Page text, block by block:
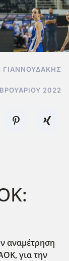
ΓΙΑΝΝΟΥΔΆΚΗΣ
2022
αναμέτρηση
για την